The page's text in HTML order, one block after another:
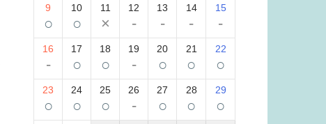
9
○
10
○
11
×
12
-
13
-
14
-
15
-
16
-
17
○
18
○
19
-
20
○
21
○
22
○
23
○
24
○
25
○
26
-
27
○
28
○
29
○